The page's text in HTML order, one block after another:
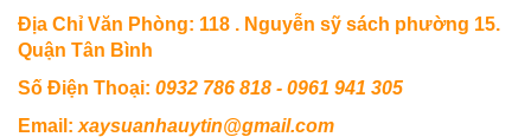
Địa Chỉ Văn Phòng: 118 . Nguyễn sỹ sách phường 15.
Quận Tân Bình
Số Điện Thoại: 0932 786 818 - 0961 941 305
Email: xaysuanhauytin@gmail.com